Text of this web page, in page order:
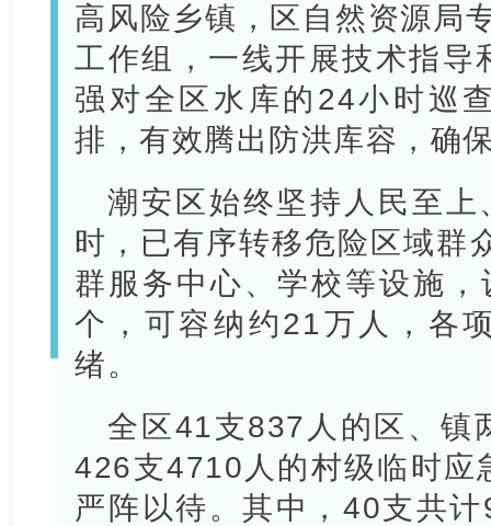
高风险乡镇，区自然资源局
工作组，一线开展技术指导
强对全区水库的24小时巡
排，有效腾出防洪库容，确
潮安区始终坚持人民至
时，已有序转移危险区域群
群服务中心、学校等设施
个，可容纳约21万人，各
绪。
全区41支837人的区、镇
426支4710人的村级临时应
严阵以待。其中，40支共